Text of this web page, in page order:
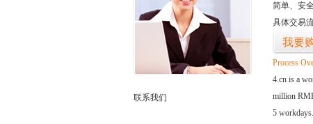
联系我们
简单、安
具体交易
我要
Process
4.cn is a
million
5 workdays.